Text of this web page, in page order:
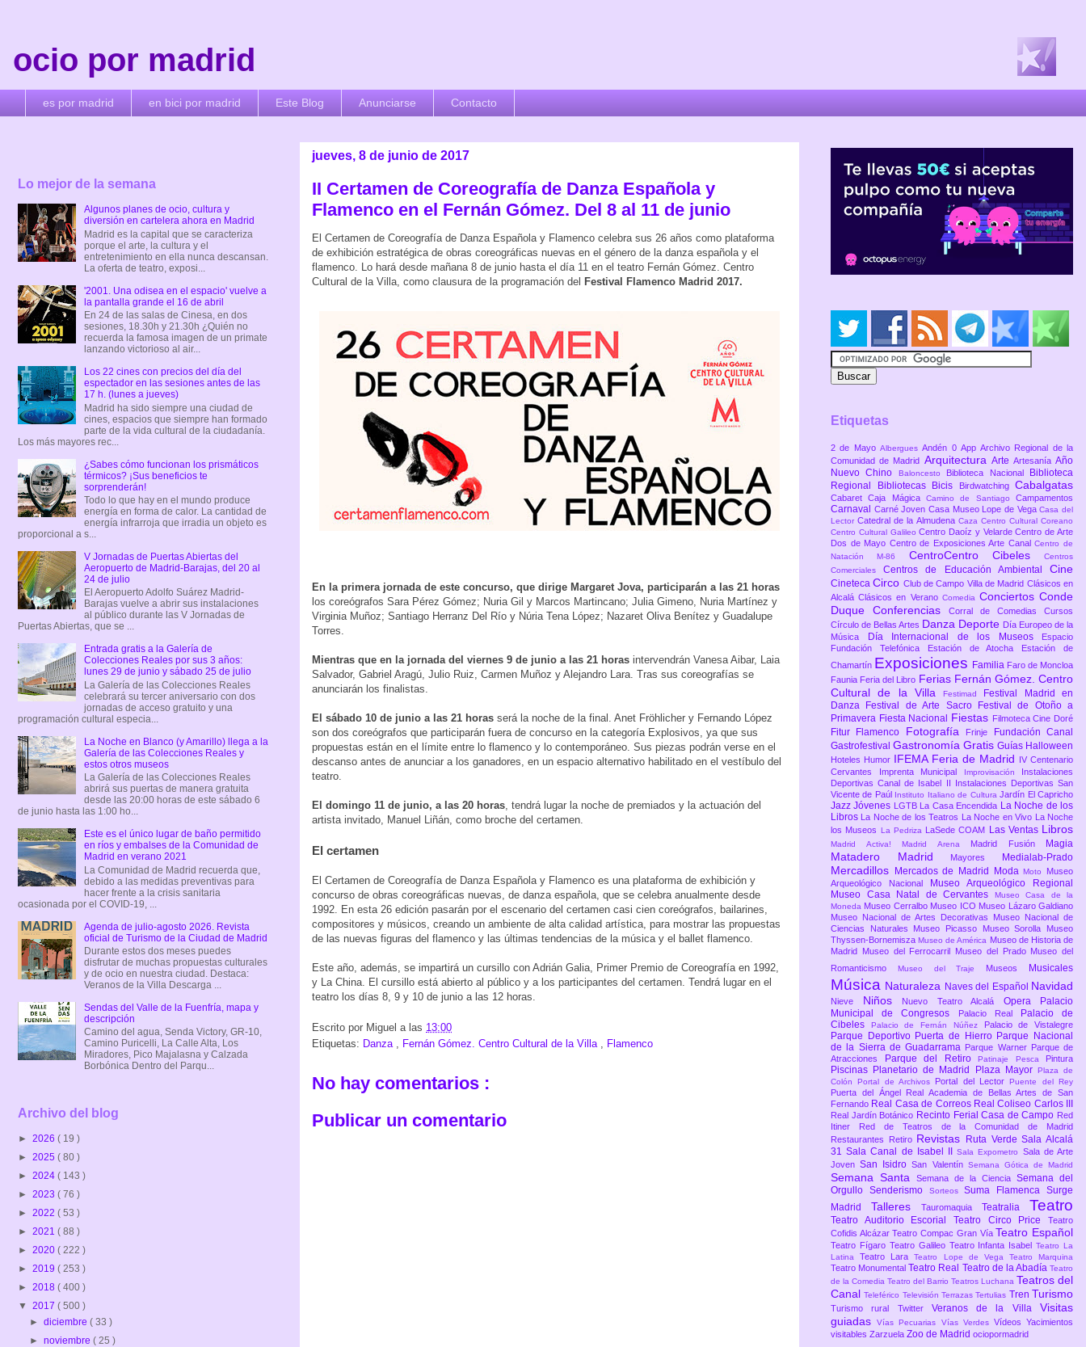
ocio por madrid
es por madrid en bici por madrid Este Blog Anunciarse Contacto
jueves, 8 de junio de 2017
II Certamen de Coreografía de Danza Española y
Flamenco en el Fernán Gómez. Del 8 al 11 de junio
El Certamen de Coreografía de Danza Española y Flamenco celebra sus 26 años como plataforma
de exhibición estratégica de obras coreográficas nuevas en el género de la danza española y el
flamenco. Lo hará desde mañana 8 de junio hasta el día 11 en el teatro Fernán Gómez. Centro
Cultural de la Villa, como clausura de la programación del Festival Flamenco Madrid 2017.
En la primera jornada de este concurso, que dirige Margaret Jova, participarán a las 21 horas
los coreógrafos Sara Pérez Gómez; Nuria Gil y Marcos Martincano; Julia Gimeno, Nuria Martínez y
Virginia Muñoz; Santiago Herranz Del Río y Núria Tena López; Nazaret Oliva Benítez y Guadalupe
Torres.
Mientras que en la jornada del viernes 9 de junio a las 21 horas intervendrán Vanesa Aibar, Laia
Salvador, Gabriel Aragú, Julio Ruiz, Carmen Muñoz y Alejandro Lara. Tras sus coreografías se
anunciarán los finalistas.
El sábado 10 de junio a las 21 horas será la noche de la final. Anet Fröhlicher y Fernando López
son dos coreógrafos que participarán fuera de concurso en la categoría Explosivos, ya que sus
propuestas están en el límite entre lo flamenco y lo contemporáneo. Sus piezas podrán verse en el
descanso antes de anunciar a los ganadores, en un espacio alternativo habilitado en el vestíbulo del
teatro.
El domingo 11 de junio, a las 20 horas , tendrá lugar la noche de premiados y la actuación del
artista invitado, Manuel Liñán, como broche del certamen.
El certamen
El Certamen de Coreografía de Danza Española y Flamenco es una plataforma de exhibición y
concurso de obras coreográficas nuevas, de danza española, que se celebra anualmente desde
1992. En esta 26 edición pasarán por el escenario del certamen casi cien coreógrafos, bailarines,
compositores y músicos, creando un ambiente de alta calidad artística, para mostrar las propuestas
de las nuevas figuras del flamenco y las últimas tendencias de la música y el ballet flamenco.
Este año, además, se impartirá un cursillo con Adrián Galia, Primer Premio de Coreografía en 1992,
y La China. El cursillo está abierto al público y a los participantes del certamen. Tendrá lugar en el
teatro los días 8, 9 y 10 de junio a las 12 horas.
Escrito por Miguel a las 13:00
Etiquetas: Danza , Fernán Gómez. Centro Cultural de la Villa , Flamenco
No hay comentarios :
Publicar un comentario
Lo mejor de la semana
Algunos planes de ocio, cultura y
diversión en cartelera ahora en Madrid
Madrid es la capital que se caracteriza
porque el arte, la cultura y el
entretenimiento en ella nunca descansan.
La oferta de teatro, exposi...
'2001. Una odisea en el espacio' vuelve a
la pantalla grande el 16 de abril
En 24 de las salas de Cinesa, en dos
sesiones, 18.30h y 21.30h ¿Quién no
recuerda la famosa imagen de un primate
lanzando victorioso al air...
Los 22 cines con precios del día del
espectador en las sesiones antes de las
17 h. (lunes a jueves)
Madrid ha sido siempre una ciudad de
cines, espacios que siempre han formado
parte de la vida cultural de la ciudadanía.
Los más mayores rec...
¿Sabes cómo funcionan los prismáticos
térmicos? ¡Sus beneficios te
sorprenderán!
Todo lo que hay en el mundo produce
energía en forma de calor. La cantidad de
energía infrarroja que irradia un objeto es
proporcional a s...
V Jornadas de Puertas Abiertas del
Aeropuerto de Madrid-Barajas, del 20 al
24 de julio
El Aeropuerto Adolfo Suárez Madrid-
Barajas vuelve a abrir sus instalaciones
al público durante las V Jornadas de
Puertas Abiertas, que se ...
Entrada gratis a la Galería de
Colecciones Reales por sus 3 años:
lunes 29 de junio y sábado 25 de julio
La Galería de las Colecciones Reales
celebrará su tercer aniversario con dos
jornadas de acceso gratuito y una
programación cultural especia...
La Noche en Blanco (y Amarillo) llega a la
Galería de las Colecciones Reales y
estos otros museos
La Galería de las Colecciones Reales
abrirá sus puertas de manera gratuita
desde las 20:00 horas de este sábado 6
de junio hasta las 1:00 ho...
Este es el único lugar de baño permitido
en ríos y embalses de la Comunidad de
Madrid en verano 2021
La Comunidad de Madrid recuerda que,
debido a las medidas preventivas para
hacer frente a la crisis sanitaria
ocasionada por el COVID-19, ...
Agenda de julio-agosto 2026. Revista
oficial de Turismo de la Ciudad de Madrid
Durante estos dos meses puedes
disfrutar de muchas propuestas culturales
y de ocio en nuestra ciudad. Destaca:
Veranos de la Villa Descarga ...
Sendas del Valle de la Fuenfría, mapa y
descripción
Camino del agua, Senda Victory, GR-10,
Camino Puricelli, La Calle Alta, Los
Miradores, Pico Majalasna y Calzada
Borbónica Dentro del Parqu...
Archivo del blog
► 2026 ( 19 )
► 2025 ( 80 )
► 2024 ( 143 )
► 2023 ( 76 )
► 2022 ( 53 )
► 2021 ( 88 )
► 2020 ( 222 )
► 2019 ( 253 )
► 2018 ( 400 )
▼ 2017 ( 500 )
►diciembre( 33 )
►noviembre( 25 )
Etiquetas
2 de Mayo AlberguesAndén 0 AppArchivo Regional de la
Comunidad de Madrid Arquitectura Arte ArtesaníaAño
Nuevo Chino
Baloncesto Biblioteca Nacional
Biblioteca
Regional
Bibliotecas Bicis Birdwatching Cabalgatas
CabaretCaja MágicaCamino de SantiagoCampamentos
Carnaval Carné JovenCasa Museo Lope de VegaCasa del
LectorCatedral de la Almudena Caza Centro Cultural Coreano
Centro Cultural GalileoCentro Daoíz y VelardeCentro de Arte
Dos de Mayo Centro de Exposiciones Arte CanalCentro de
Natación M-86 CentroCentro Cibeles
Centros
ComercialesCentros de Educación AmbientalCine
CinetecaCirco Club de Campo Villa de Madrid Clásicos en
AlcaláClásicos en Verano Comedia ConciertosConde
Duque Conferencias Corral de Comedias Cursos
Círculo de Bellas Artes Danza Deporte Día Europeo de la
Música
Día Internacional de los Museos
Espacio
Fundación Telefónica
Estación de Atocha
Estación de
Chamartín Exposiciones Familia Faro de Moncloa
Faunia Feria del Libro Ferias Fernán Gómez. Centro
Cultural de la VillaFestimad
Festival Madrid en
Danza
Festival de Arte Sacro
Festival de Otoño a
Primavera Fiesta Nacional Fiestas Filmoteca Cine Doré
Fitur Flamenco Fotografía Frinje
Fundación Canal
Gastrofestival Gastronomía Gratis Guías Halloween
Hoteles Humor IFEMA Feria de Madrid
IV Centenario
Cervantes
Imprenta Municipal Improvisación
Instalaciones
Deportivas Canal de Isabel II
Instalaciones Deportivas San
Vicente de Paúl
Instituto Italiano de CulturaJardín El Capricho
JazzJóvenes LGTB La Casa Encendida La Noche de los
Libros
La Noche de los Teatros La Noche en Vivo
La Noche
los Museos
La Pedriza LaSede COAM Las Ventas Libros
Madrid Activa! Madrid Arena Madrid Fusión Magia
Matadero Madrid Mayores Medialab-Prado
Mercadillos Mercados de Madrid ModaMoto Museo
Arqueológico Nacional
Museo Arqueológico Regional
Museo Casa Natal de Cervantes
Museo Casa de la
Moneda Museo Cerralbo Museo ICO Museo Lázaro Galdiano
Museo Nacional de Artes Decorativas Museo Nacional de
Ciencias Naturales Museo Picasso Museo Sorolla Museo
Thyssen-BornemiszaMuseo de América Museo de Historia de
Madrid
Museo del Ferrocarril Museo del Prado Museo del
Romanticismo
Museo del Traje Museos Musicales
Música Naturaleza Naves del Español Navidad
Nieve Niños Nuevo Teatro Alcalá Opera
Palacio
Municipal de Congresos
Palacio Real
Palacio de
Cibeles
Palacio de Fernán Núñez Palacio de Vistalegre
Parque Deportivo Puerta de Hierro Parque Nacional
de la Sierra de Guadarrama Parque Warner Parque de
Atracciones
Parque del Retiro Patinaje Pesca Pintura
Piscinas Planetario de Madrid Plaza Mayor
Plaza de
Colón Portal de Archivos Portal del LectorPuente del Rey
Puerta del Ángel
Real Academia de Bellas Artes de San
Fernando Real Casa de Correos Real Coliseo Carlos III
Real Jardín Botánico Recinto Ferial Casa de Campo Red
Itiner
Red de Teatros de la Comunidad de Madrid
Restaurantes
Retiro Revistas Ruta VerdeSala Alcalá
31Sala Canal de Isabel IISala Expometro Sala de Arte
JovenSan IsidroSan Valentín Semana Gótica de Madrid
Semana Santa Semana de la Ciencia Semana del
Orgullo Senderismo SorteosSuma FlamencaSurge
Madrid Talleres Tauromaquia Teatralia Teatro
Teatro Auditorio Escorial Teatro Circo Price Teatro
Cofidis AlcázarTeatro Compac Gran Vía Teatro Español
Teatro Fígaro Teatro Galileo Teatro Infanta IsabelTeatro La
Latina Teatro LaraTeatro Lope de Vega Teatro Marquina
Teatro Monumental Teatro Real Teatro de la Abadía Teatro
de la Comedia Teatro del Barrio Teatros Luchana Teatros del
CanalTeleférico TelevisiónTerrazasTertulias Tren Turismo
Turismo rural Twitter Veranos de la VillaVisitas
guiadasVías Pecuarias Vías Verdes VídeosYacimientos
visitables Zarzuela Zoo de Madrid ociopormadrid